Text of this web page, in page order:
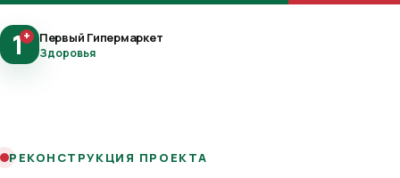
1+ Первый Гипермаркет
Здоровья
РЕКОНСТРУКЦИЯ ПРОЕКТА